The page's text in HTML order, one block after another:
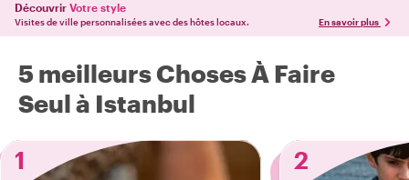
Découvrir Votre style
Visites de ville personnalisées avec des hôtes locaux. En savoir plus
5 meilleurs Choses À Faire
Seul à Istanbul
1
2